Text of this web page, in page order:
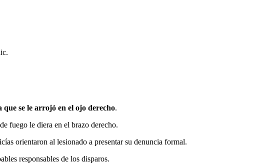
que se le arrojó en el ojo derecho.
fuego le diera en el brazo derecho.
orientaron al lesionado a presentar su denuncia formal.
responsables de los disparos.